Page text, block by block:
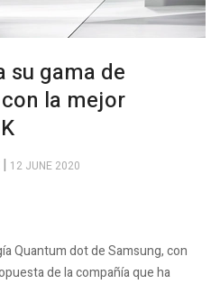
su gama de
la mejor
12 JUNE 2020
Quantum dot de Samsung, con
de la compañía que ha